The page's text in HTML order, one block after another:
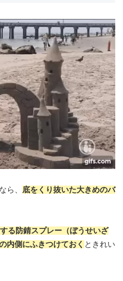
ら、 底をくり抜いた大きめのバ
る防錆スプレー（ぼうせいざ
内側にふきつけておく ときれい